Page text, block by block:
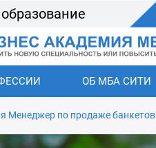
ОБ МБА СИТИ
Менеджер по продаже банкетов